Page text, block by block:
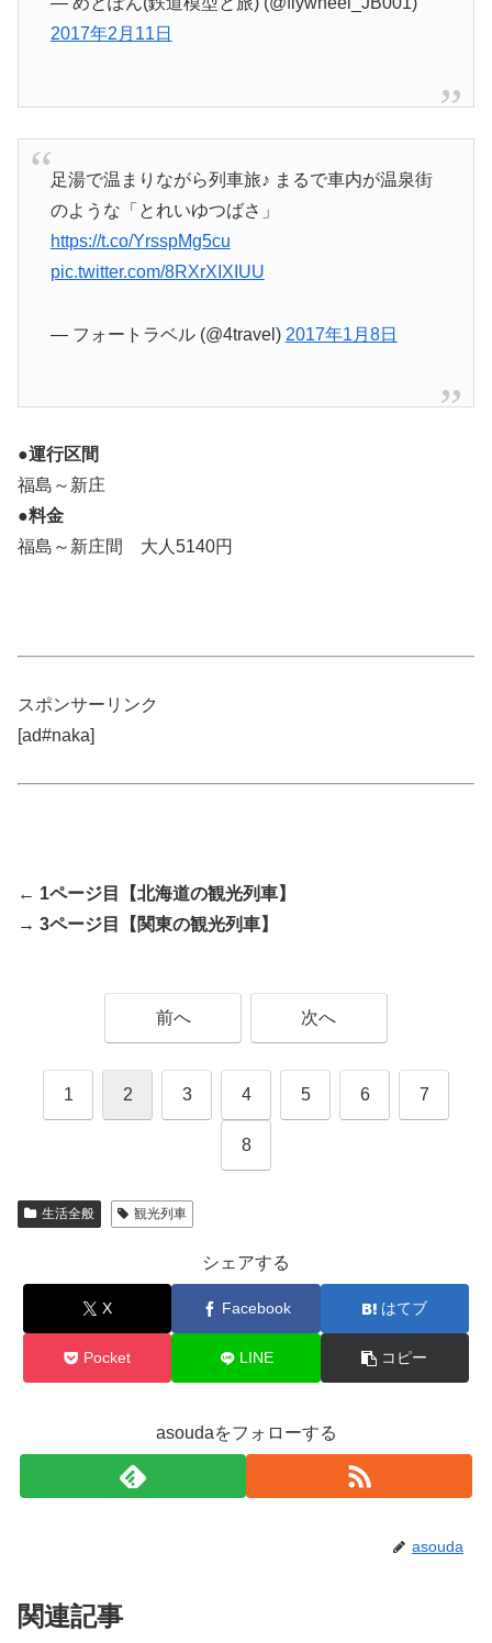
2017年2月11日
足湯で温まりながら列車旅♪ まるで車内が温泉街
のような「とれいゆつばさ」
https://t.co/YrsspMg5cu
pic.twitter.com/8RXrXIXIUU
— フォートラベル (@4travel) 2017年1月8日
●運行区間
福島～新庄
●料金
福島～新庄間 大人5140円
スポンサーリンク
[ad#naka]
← 1ページ目【北海道の観光列車】
→ 3ページ目【関東の観光列車】
前へ 次へ
1 2 3 4 5 6 7
8
生活全般 観光列車
シェアする
X Facebook はてブ
Pocket LINE コピー
asoudaをフォローする
asouda
関連記事